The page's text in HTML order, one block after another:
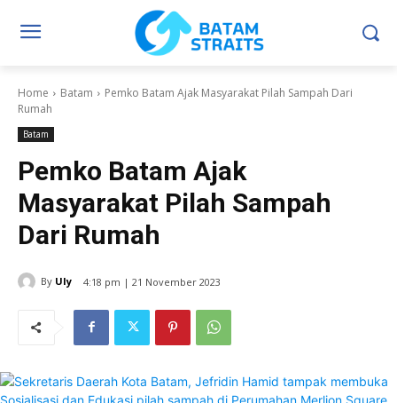
Home Batam
Pemko Batam Ajak Masyarakat Pilah Sampah Dari
Rumah
Batam
Pemko Batam Ajak
Masyarakat Pilah Sampah
Dari Rumah
By Uly 4:18 pm | 21 November 2023